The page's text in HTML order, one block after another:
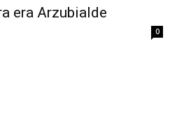
era Arzubialde
0